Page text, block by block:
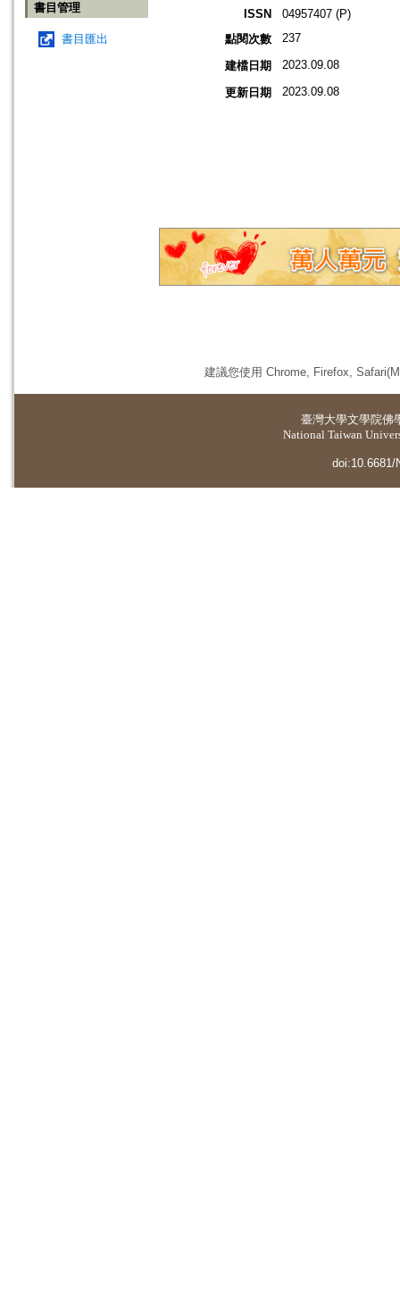
書目管理
書目匯出
ISSN
04957407 (P)
點閱次數
237
建檔日期 2023.09.08
更新日期 2023.09.08
建議您使用 Chrome, Firefox,
臺灣大學文學院佛
National Taiwan
doi:10.6681/